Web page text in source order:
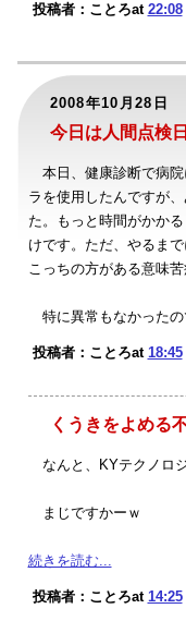
投稿者：ことろat 22:08
2008年10月28日
今日は人間点検
本日、健康診断で病院
ラを使用したんですが
た。もっと時間がかか
けです。ただ、やるま
こっちの方がある意味
特に異常もなかったの
投稿者：ことろat 18:45
くうきをよめる
なんと、KYテクノロ
まじですかーｗ
続きを読む...
投稿者：ことろat 14:25